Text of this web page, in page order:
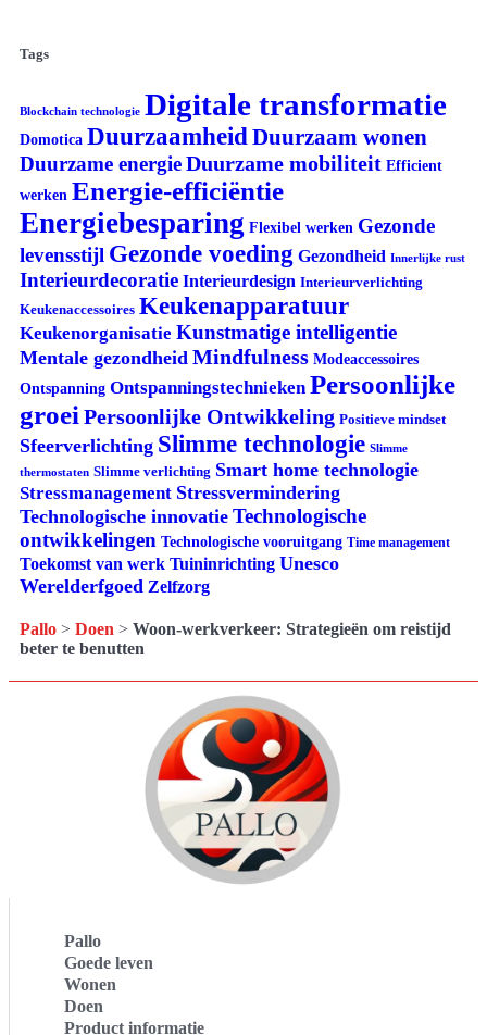
Tags
Blockchain technologie Digitale transformatie
Domotica Duurzaamheid Duurzaam wonen
Duurzame energieDuurzame mobiliteit Efficient
werken Energie-efficiëntie
Energiebesparing Flexibel werken Gezonde
levensstijl Gezonde voeding Gezondheid Innerlijke rust
Interieurdecoratie Interieurdesign Interieurverlichting
Keukenaccessoires Keukenapparatuur
Keukenorganisatie Kunstmatige intelligentie
Mentale gezondheid Mindfulness Modeaccessoires
Ontspanning Ontspanningstechnieken Persoonlijke
groei Persoonlijke Ontwikkeling Positieve mindset
Sfeerverlichting Slimme technologie Slimme
thermostaten Slimme verlichting Smart home technologie
Stressmanagement Stressvermindering
Technologische innovatie Technologische
ontwikkelingen Technologische vooruitgang Time management
Toekomst van werk Tuininrichting Unesco
Werelderfgoed Zelfzorg
Pallo > Doen > Woon-werkverkeer: Strategieën om reistijd
beter te benutten
Pallo
Goede leven
Wonen
Doen
Product informatie